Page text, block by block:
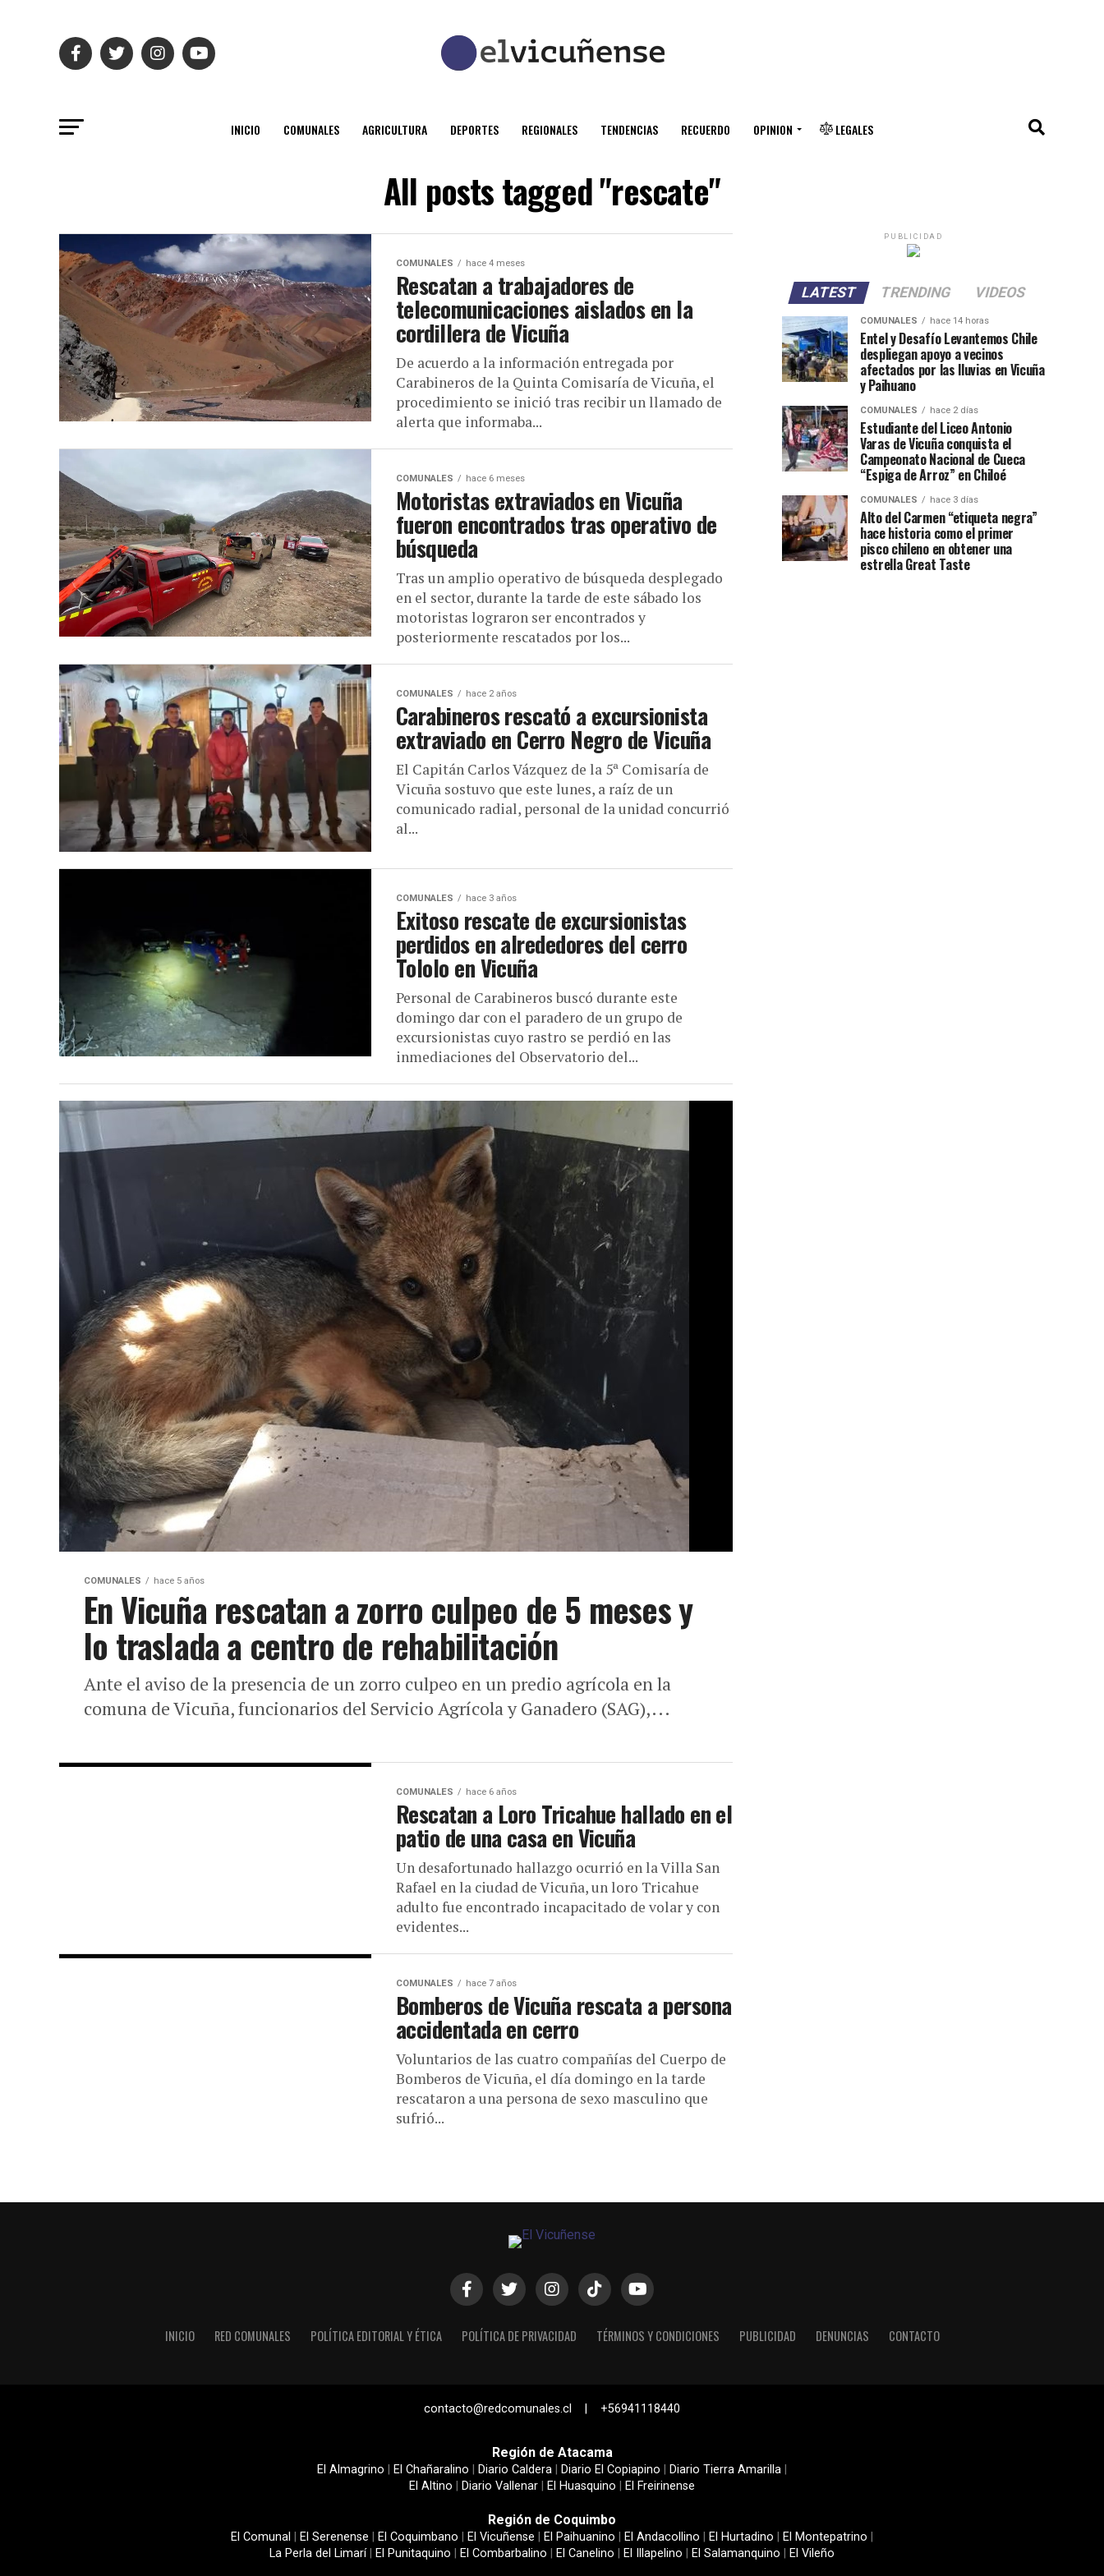
INICIO COMUNALES AGRICULTURA DEPORTES REGIONALES TENDENCIAS RECUERDO OPINION LEGALES
All posts tagged "rescate"
COMUNALES hace 4 meses
Rescatan a trabajadores de
telecomunicaciones aislados en la
cordillera de Vicuña
De acuerdo a la información entregada por
Carabineros de la Quinta Comisaría de Vicuña, el
procedimiento se inició tras recibir un llamado de
alerta que informaba...
COMUNALES hace 6 meses
Motoristas extraviados en Vicuña
fueron encontrados tras operativo de
búsqueda
Tras un amplio operativo de búsqueda desplegado
en el sector, durante la tarde de este sábado los
motoristas lograron ser encontrados y
posteriormente rescatados por los...
COMUNALES hace 2 años
Carabineros rescató a excursionista
extraviado en Cerro Negro de Vicuña
El Capitán Carlos Vázquez de la 5ª Comisaría de
Vicuña sostuvo que este lunes, a raíz de un
comunicado radial, personal de la unidad concurrió
al...
COMUNALES hace 3 años
Exitoso rescate de excursionistas
perdidos en alrededores del cerro
Tololo en Vicuña
Personal de Carabineros buscó durante este
domingo dar con el paradero de un grupo de
excursionistas cuyo rastro se perdió en las
inmediaciones del Observatorio del...
COMUNALES hace 5 años
En Vicuña rescatan a zorro culpeo de 5 meses y
lo traslada a centro de rehabilitación
Ante el aviso de la presencia de un zorro culpeo en un predio agrícola en la
comuna de Vicuña, funcionarios del Servicio Agrícola y Ganadero (SAG),...
COMUNALES hace 6 años
Rescatan a Loro Tricahue hallado en el
patio de una casa en Vicuña
Un desafortunado hallazgo ocurrió en la Villa San
Rafael en la ciudad de Vicuña, un loro Tricahue
adulto fue encontrado incapacitado de volar y con
evidentes...
COMUNALES hace 7 años
Bomberos de Vicuña rescata a persona
accidentada en cerro
Voluntarios de las cuatro compañías del Cuerpo de
Bomberos de Vicuña, el día domingo en la tarde
rescataron a una persona de sexo masculino que
sufrió...
PUBLICIDAD
LATEST TRENDING VIDEOS
COMUNALES hace 14 horas
Entel y Desafío Levantemos Chile
despliegan apoyo a vecinos
afectados por las lluvias en Vicuña
y Paihuano
COMUNALES hace 2 días
Estudiante del Liceo Antonio
Varas de Vicuña conquista el
Campeonato Nacional de Cueca
“Espiga de Arroz” en Chiloé
COMUNALES hace 3 días
Alto del Carmen “etiqueta negra”
hace historia como el primer
pisco chileno en obtener una
estrella Great Taste
INICIO RED COMUNALES POLÍTICA EDITORIAL Y ÉTICA POLÍTICA DE PRIVACIDAD TÉRMINOS Y CONDICIONES PUBLICIDAD DENUNCIAS CONTACTO
contacto@redcomunales.cl | +56941118440
Región de Atacama
El Almagrino El Chañaralino Diario Caldera Diario El Copiapino Diario Tierra Amarilla
El Altino
Diario Vallenar El Huasquino El Freirinense
Región de Coquimbo
El Comunal El Serenense El Coquimbano El Vicuñense El Paihuanino El Andacollino El Hurtadino El Montepatrino
La Perla del Limarí| El Punitaquino El Combarbalino El Canelino El Illapelino El Salamanquino El Vileño